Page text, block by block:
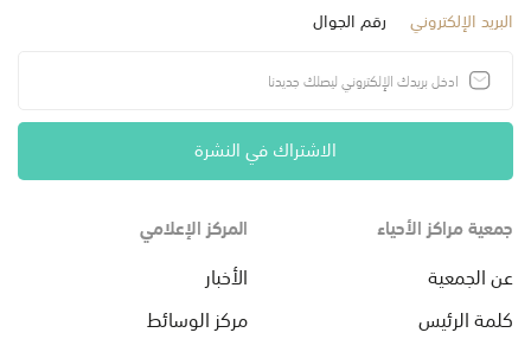
البريد الإلكتروني رقم الجوال
الاشتراك في النشرة
جمعية مراكز الأحياء
عن الجمعية
كلمة الرئيس
المركز الإعلامي
الأخبار
مركز الوسائط